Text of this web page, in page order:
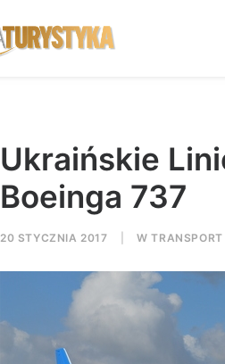
Ukraińskie
Boeinga 737
20 STYCZNIA 2017 WTRANSPORT